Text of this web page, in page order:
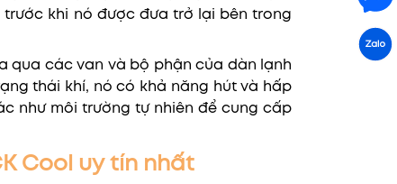
khi nó được đưa trở lại bên trong
qua các van và bộ phận của dàn lạnh
thái khí, nó có khả năng hút và hấp
như môi trường tự nhiên để cung cấp
Cool uy tín nhất